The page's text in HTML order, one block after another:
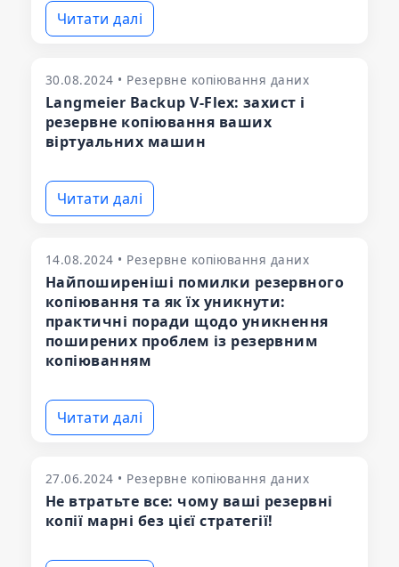
Читати далі
30.08.2024 • Резервне копіювання даних
Langmeier Backup V-Flex: захист і
резервне копіювання ваших
віртуальних машин
Читати далі
14.08.2024 • Резервне копіювання даних
Найпоширеніші помилки резервного
копіювання та як їх уникнути:
практичні поради щодо уникнення
поширених проблем із резервним
копіюванням
Читати далі
27.06.2024 • Резервне копіювання даних
Не втратьте все: чому ваші резервні
копії марні без цієї стратегії!